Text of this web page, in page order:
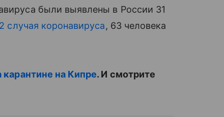
были выявлены в России 31
случая коронавируса, 63 человека
на Кипре. И смотрите